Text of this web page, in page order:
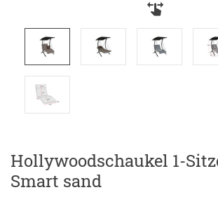
Hollywoodschaukel 1-
Smart sand